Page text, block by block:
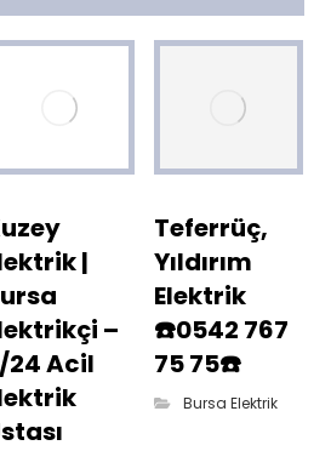
|
–
24 Acil
Teferrüç,
Yıldırım
Elektrik
☎️0542 767
75 75☎️
Bursa Elektrik